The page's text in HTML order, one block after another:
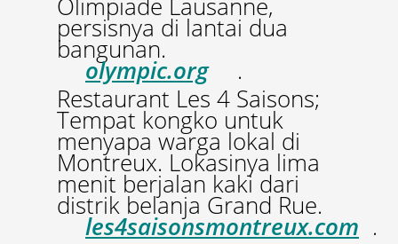
Olimpiade Lausanne,
persisnya di lantai dua
bangunan.
olympic.org
.
Restaurant Les 4 Saisons;
Tempat kongko untuk
menyapa warga lokal di
Montreux. Lokasinya lima
menit berjalan kaki dari
distrik belanja Grand Rue.
les4saisonsmontreux.com .